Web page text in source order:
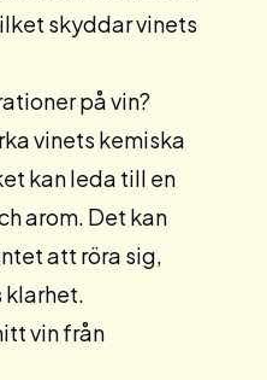
skyddar vinets
på vin?
vinets kemiska
kan leda till en
arom. Det kan
att röra sig,
klarhet.
vin från